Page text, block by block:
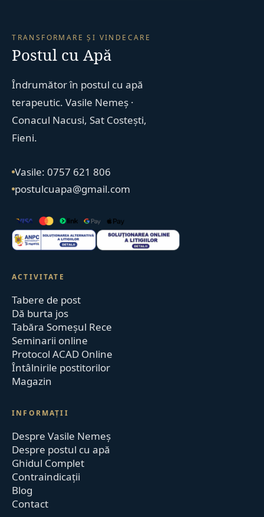
TRANSFORMARE ȘI VINDECARE
Postul cu Apă
Îndrumător în postul cu apă
terapeutic. Vasile Nemeș ·
Conacul Nacusi, Sat Costești,
Fieni.
Vasile: 0757 621 806
postulcuapa@gmail.com
ACTIVITATE
Tabere de post
Dă burta jos
Tabăra Someșul Rece
Seminarii online
Protocol ACAD Online
Întâlnirile postitorilor
Magazin
INFORMAȚII
Despre Vasile Nemeș
Despre postul cu apă
Ghidul Complet
Contraindicații
Blog
Contact